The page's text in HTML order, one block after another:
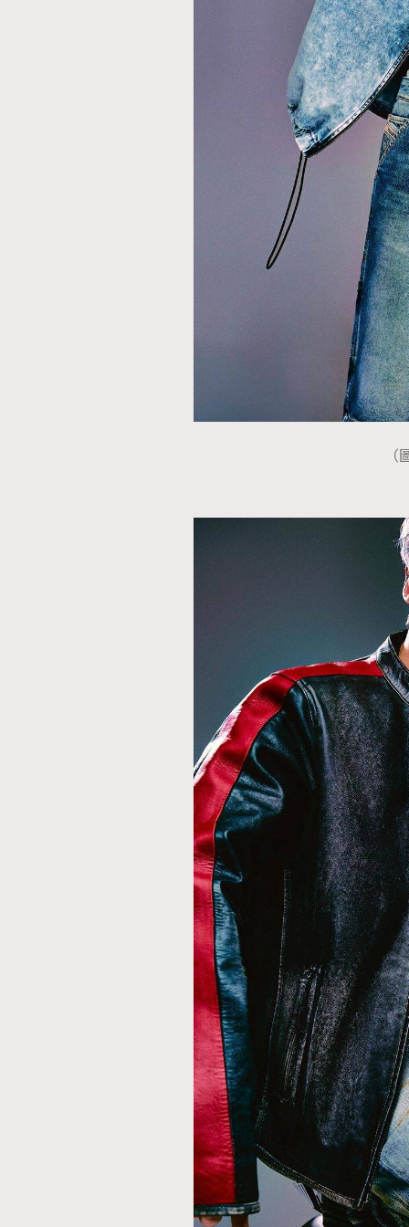
AFrenchMind
本人已詳閱並同意遵守本文列明條款及細則。 請
本人願意接收新傳媒集團的最新消息及其他宣